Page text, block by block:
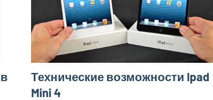
Технические возможности Ipad
Mini 4